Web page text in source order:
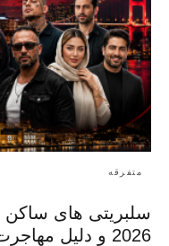
متفرقه
سلبریتی های ساکن
2026 و دلیل مهاجرت آن ها